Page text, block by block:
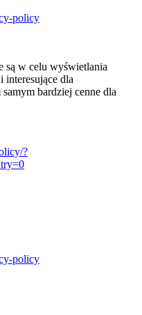
policy
są w celu wyświetlania
interesujące dla
bardziej cenne dla
?
policy